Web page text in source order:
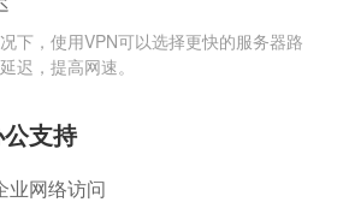
下，使用VPN可以选择更快的服务器路
迟，提高网速。
支持
业网络访问